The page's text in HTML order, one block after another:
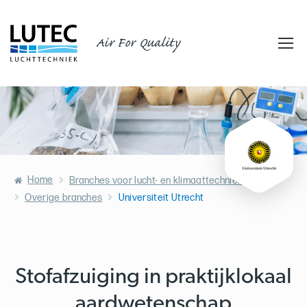
Air For Quality
Home
Branches voor lucht- en klimaattechniek
Overige branches
Universiteit Utrecht
Stofafzuiging in praktijklokaal